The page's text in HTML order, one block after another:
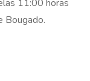
11:00 horas
Bougado.